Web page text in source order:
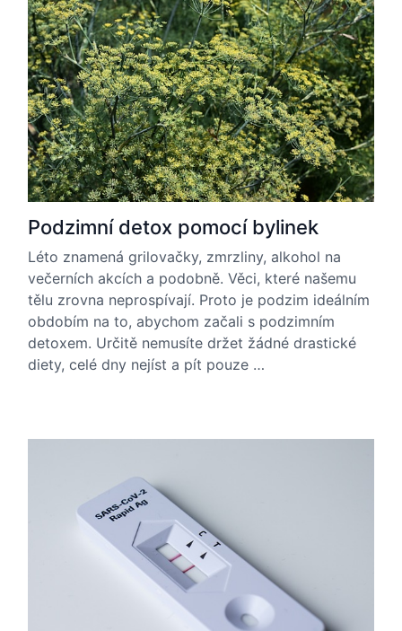
Podzimní detox pomocí bylinek
Léto znamená grilovačky, zmrzliny, alkohol na
večerních akcích a podobně. Věci, které našemu
tělu zrovna neprospívají. Proto je podzim ideálním
obdobím na to, abychom začali s podzimním
detoxem. Určitě nemusíte držet žádné drastické
diety, celé dny nejíst a pít pouze …